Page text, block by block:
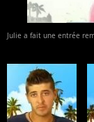
Julie a fait une entrée